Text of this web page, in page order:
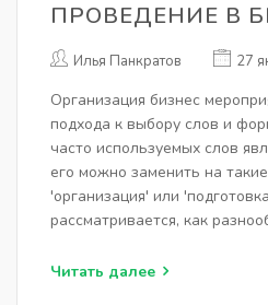
ПРОВЕДЕНИЕ В
МЕРОПРИЯТИЯХ
Илья Панкратов 27
Организация бизнес
подхода к выбору слов и
часто используемых слов
его можно заменить на
'организация' или
рассматривается, как
привлекательным для
Читать далее